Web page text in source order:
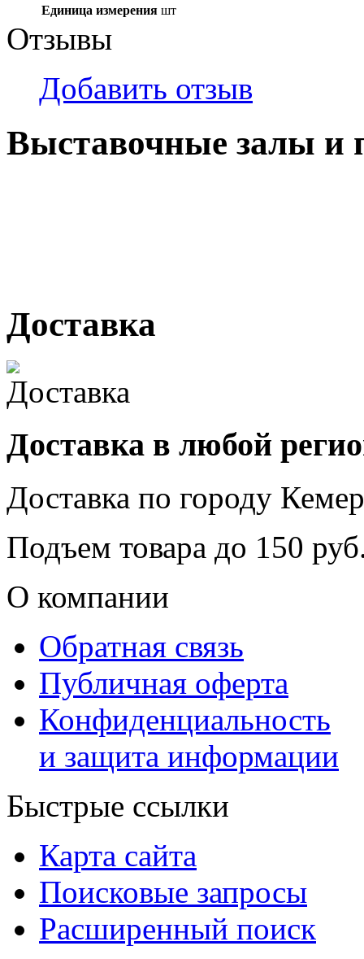
Единица измерения шт
Отзывы
Добавить отзыв
Выставочные залы и
Доставка
Доставка в любой
Доставка по городу
Подъем товара до 150
О компании
Обратная связь
Публичная оферта
Конфиденциальность
и защита информации
Быстрые ссылки
Карта сайта
Поисковые запросы
Расширенный поиск